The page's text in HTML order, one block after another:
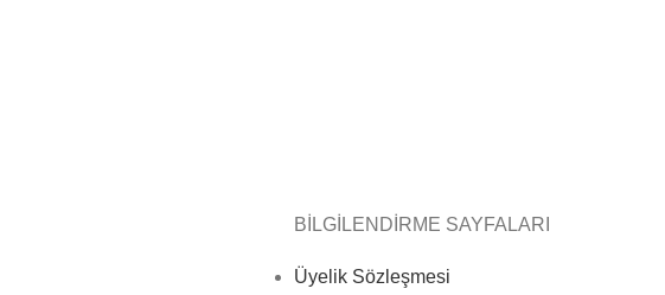
BİLGİLENDİRME SAYFALARI
Üyelik Sözleşmesi